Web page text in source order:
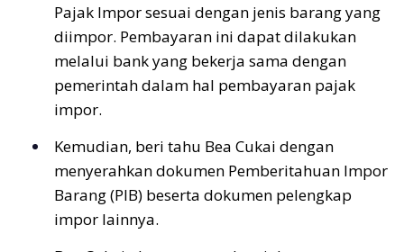
Pajak Impor sesuai dengan jenis barang yang
diimpor. Pembayaran ini dapat dilakukan
melalui bank yang bekerja sama dengan
pemerintah dalam hal pembayaran pajak
impor.
Kemudian, beri tahu Bea Cukai dengan
menyerahkan dokumen Pemberitahuan Impor
Barang (PIB) beserta dokumen pelengkap
impor lainnya.